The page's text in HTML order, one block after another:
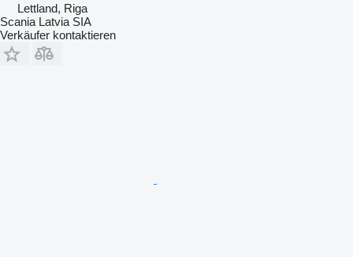
Lettland, Riga
Scania Latvia SIA
Verkäufer kontaktieren